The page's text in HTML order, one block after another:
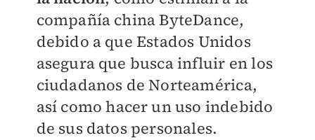
compañía china ByteDance,
debido a que Estados Unidos
asegura que busca influir en los
ciudadanos de Norteamérica,
así como hacer un uso indebido
de sus datos personales.